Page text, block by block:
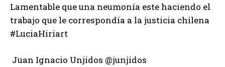
Lamentable que una neumonía este haciendo el
trabajo que le correspondía a la justicia chilena
#LuciaHiriart
Juan Ignacio Unjidos ‏@junjidos